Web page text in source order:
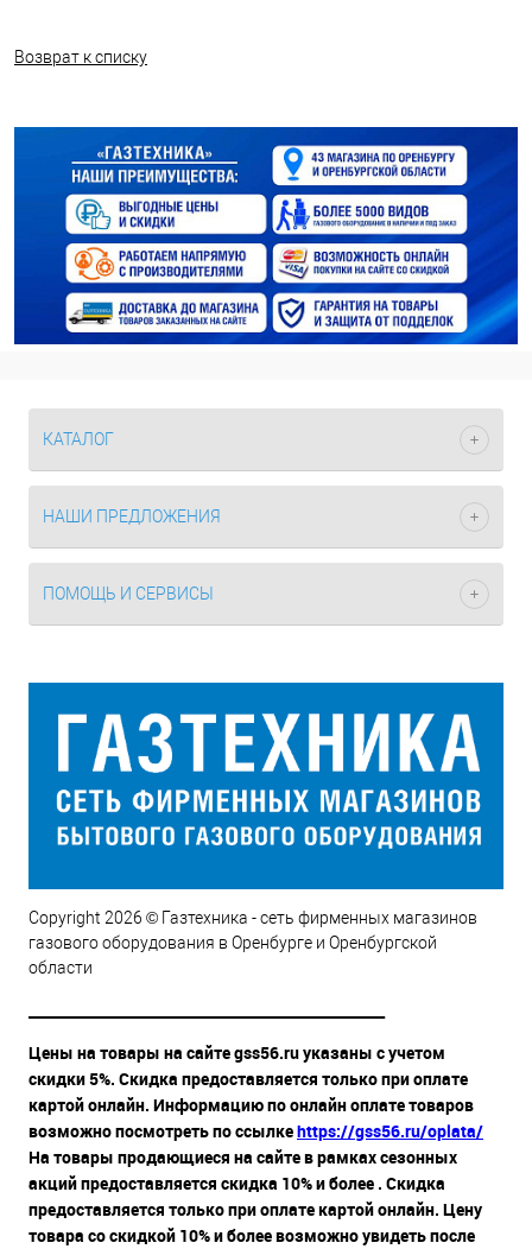
Возврат к списку
КАТАЛОГ
НАШИ ПРЕДЛОЖЕНИЯ
ПОМОЩЬ И СЕРВИСЫ
Copyright 2026 © Газтехника - сеть фирменных магазинов
газового оборудования в Оренбурге и Оренбургской
области
Цены на товары на сайте gss56.ru указаны с учетом
скидки 5%. Скидка предоставляется только при оплате
картой онлайн. Информацию по онлайн оплате товаров
возможно посмотреть по ссылкеhttps://gss56.ru/oplata/
На товары продающиеся на сайте в рамках сезонных
акций предоставляется скидка 10% и более . Скидка
предоставляется только при оплате картой онлайн. Цену
товара со скидкой 10% и более возможно увидеть после